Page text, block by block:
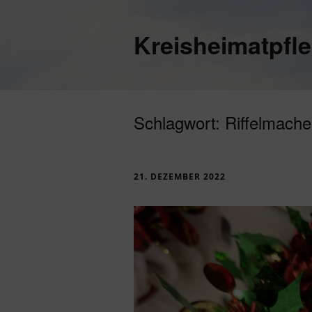
Schlagwort:
21. DEZEMBER 2022